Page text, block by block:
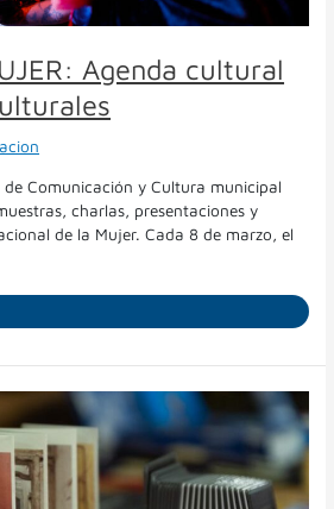
Agenda cultural
Comunicación y Cultura municipal
charlas, presentaciones y
de la Mujer. Cada 8 de marzo, el